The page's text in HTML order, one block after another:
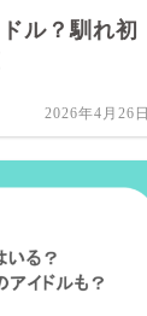
ル？馴れ初
2026年4月26日